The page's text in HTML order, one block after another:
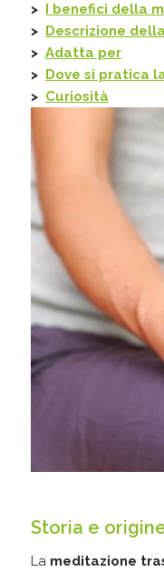
> I benefici della
> Descrizione
> Adatta per
> Dove si pratica
> Curiosità
Storia e
La meditazione